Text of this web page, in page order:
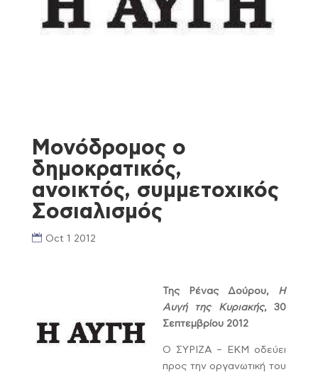
Μονόδρομος ο
δημοκρατικός,
ανοικτός, συμμετοχικός
Σοσιαλισμός
Oct 1 2012
Της Ρένας Δούρου, Η
Αυγή της Κυριακής, 30
Σεπτεμβρίου 2012
Ο ΣΥΡΙΖΑ – ΕΚΜ οδεύει
προς την οργανωτική του